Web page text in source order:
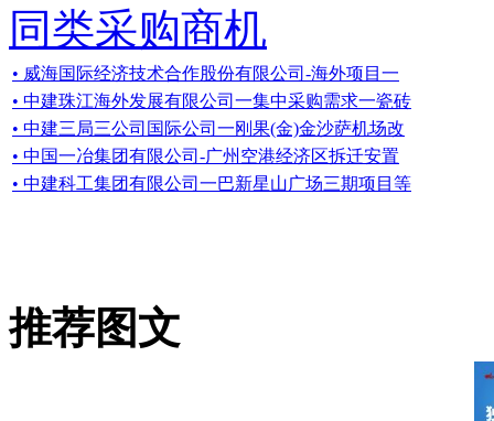
同类采购商机
• 威海国际经济技术合作股份有限公司-海外项目一
• 中建珠江海外发展有限公司一集中采购需求一瓷砖
• 中建三局三公司国际公司一刚果(金)金沙萨机场改
• 中国一冶集团有限公司-广州空港经济区拆迁安置
• 中建科工集团有限公司一巴新星山广场三期项目等
推荐图文